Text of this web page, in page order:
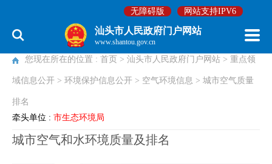
无障碍版 网站支持IPV6
汕头市人民政府门户网站
www.shantou.gov.cn
空气环境信息
您现在所在的位置 : 首页 > 汕头市人民政府门户网站 > 重点领
域信息公开 > 环境保护信息公开 > 空气环境信息 > 城市空气质量
排名
牵头单位 : 市生态环境局
城市空气和水环境质量及排名